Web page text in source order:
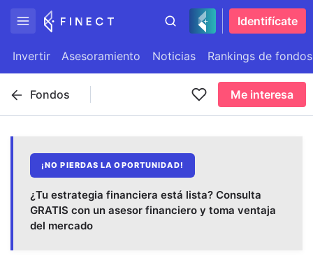
Identifícate
Invertir Asesoramiento Noticias Rankings de fondos
Fondos Me interesa
¡NO PIERDAS LA OPORTUNIDAD!
¿Tu estrategia financiera está lista? Consulta
GRATIS con un asesor financiero y toma ventaja
del mercado